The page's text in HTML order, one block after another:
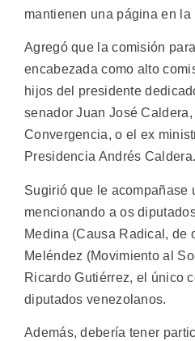
mantienen una página en la
Agregó que la comisión
encabezada como alto
hijos del presidente
senador Juan José
Convergencia, o el ex
Presidencia Andrés Caldera.
Sugirió que le acompañase
mencionando a os
Medina (Causa Radical, de
Meléndez (Movimiento al
Ricardo Gutiérrez, el único
diputados venezolanos.
Además, debería tener